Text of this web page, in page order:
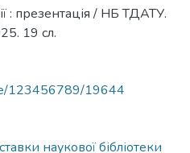
: презентація / НБ ТДАТУ.
19 сл.
123456789/19644
наукової бібліотеки